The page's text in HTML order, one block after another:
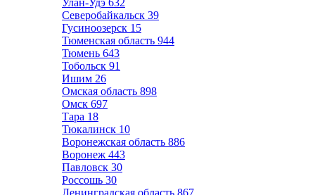
Улан-Удэ 632
Северобайкальск 39
Гусиноозерск 15
Тюменская область 944
Тюмень 643
Тобольск 91
Ишим 26
Омская область 898
Омск 697
Тара 18
Тюкалинск 10
Воронежская область 886
Воронеж 443
Павловск 30
Россошь 30
Ленинградская область 867